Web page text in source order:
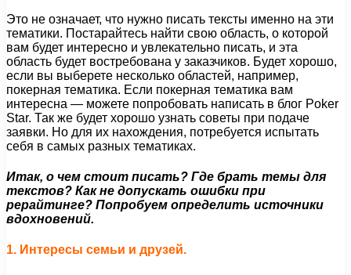
Это не означает, что нужно писать тексты именно на эти
тематики. Постарайтесь найти свою область, о которой
вам будет интересно и увлекательно писать, и эта
область будет востребована у заказчиков. Будет хорошо,
если вы выберете несколько областей, например,
покерная тематика. Если покерная тематика вам
интересна — можете попробовать написать в блог Poker
Star. Так же будет хорошо узнать советы при подаче
заявки. Но для их нахождения, потребуется испытать
себя в самых разных тематиках.
Итак, о чем стоит писать? Где брать темы для
текстов? Как не допускать ошибки при
рерайтинге? Попробуем определить источники
вдохновений.
1. Интересы семьи и друзей.